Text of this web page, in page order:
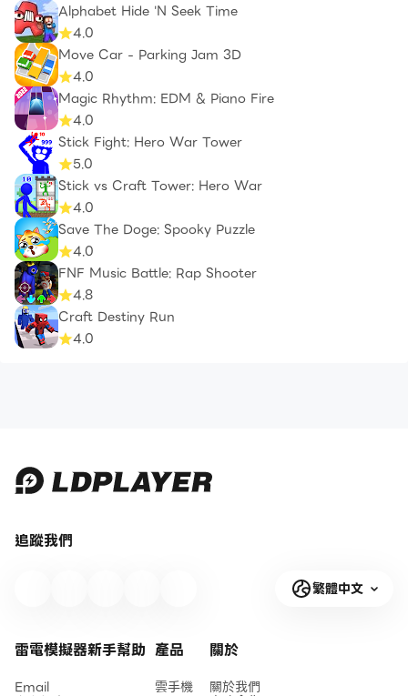
Alphabet Hide 'N Seek Time
4.0
Move Car - Parking Jam 3D
4.0
Magic Rhythm: EDM & Piano Fire
4.0
Stick Fight: Hero War Tower
5.0
Stick vs Craft Tower: Hero War
4.0
Save The Doge: Spooky Puzzle
4.0
FNF Music Battle: Rap Shooter
4.8
Craft Destiny Run
4.0
追蹤我們
繁體中文
雷電模擬器新手幫助
Email
產品
雲手機
關於
關於我們